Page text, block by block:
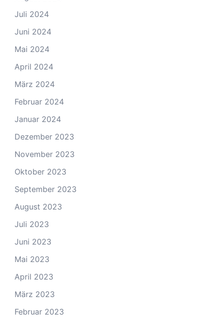
Juli 2024
Juni 2024
Mai 2024
April 2024
März 2024
Februar 2024
Januar 2024
Dezember 2023
November 2023
Oktober 2023
September 2023
August 2023
Juli 2023
Juni 2023
Mai 2023
April 2023
März 2023
Februar 2023